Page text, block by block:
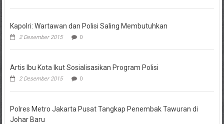
Kapolri: Wartawan dan Polisi Saling Membutuhkan
2 Desember 2015 0
Artis Ibu Kota Ikut Sosialisasikan Program Polisi
2 Desember 2015 0
Polres Metro Jakarta Pusat Tangkap Penembak Tawuran di
Johar Baru